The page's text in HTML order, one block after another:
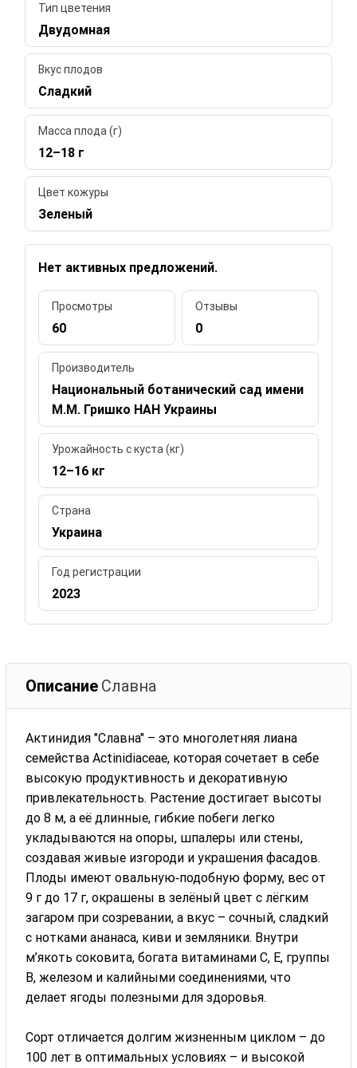
Тип цветения
Двудомная
Вкус плодов
Сладкий
Масса плода (г)
12–18 г
Цвет кожуры
Зеленый
Нет активных предложений.
Просмотры
60
Отзывы
0
Производитель
Национальный ботанический сад имени
М.М. Гришко НАН Украины
Урожайность с куста (кг)
12–16 кг
Страна
Украина
Год регистрации
2023
Описание Славна
Актинидия "Славна" – это многолетняя лиана
семейства Actinidiaceae, которая сочетает в себе
высокую продуктивность и декоративную
привлекательность. Растение достигает высоты
до 8 м, а её длинные, гибкие побеги легко
укладываются на опоры, шпалеры или стены,
создавая живые изгороди и украшения фасадов.
Плоды имеют овальную‑подобную форму, вес от
9 г до 17 г, окрашены в зелёный цвет с лёгким
загаром при созревании, а вкус – сочный, сладкий
с нотками ананаса, киви и земляники. Внутри
м’якоть соковита, богата витаминами С, Е, группы
В, железом и калийными соединениями, что
делает ягоды полезными для здоровья.
Сорт отличается долгим жизненным циклом – до
100 лет в оптимальных условиях – и высокой